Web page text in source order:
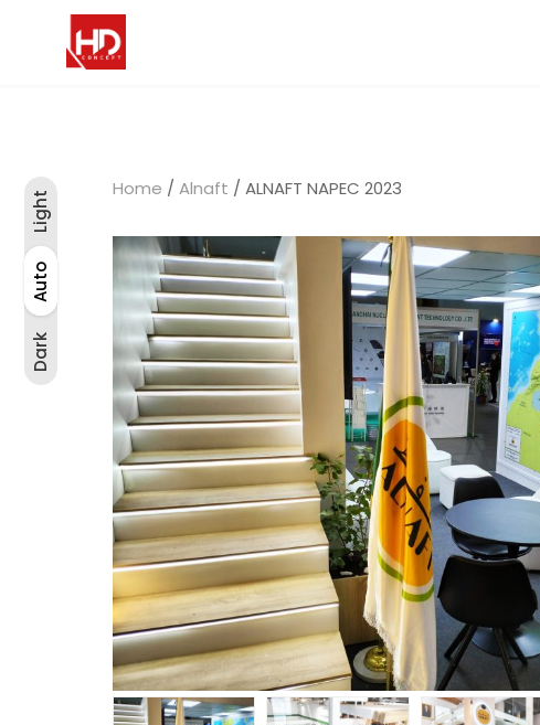
Dark
Auto
Light
Dark
Auto
Light
Home / Alnaft / ALNAFT NAPEC 2023